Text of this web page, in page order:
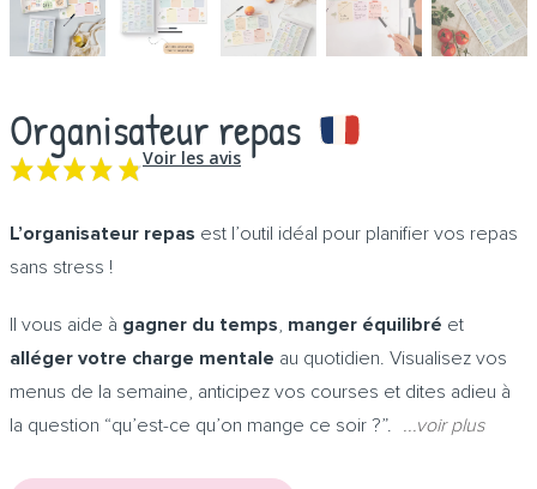
Organisateur repas
Voir les avis
L’organisateur repas est l’outil idéal pour planifier vos repas
sans stress !
Il vous aide à gagner du temps, manger équilibré et
alléger votre charge mentale au quotidien. Visualisez vos
menus de la semaine, anticipez vos courses et dites adieu à
la question “qu’est-ce qu’on mange ce soir ?”. ...voir plus